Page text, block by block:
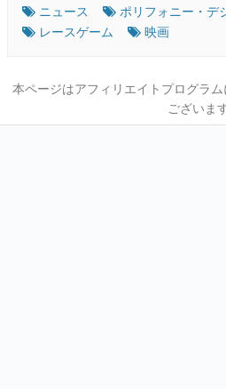
ニュース ポリフォニー・デ
レースゲーム
映画
本ページはアフィリエイトプログラ
ございま